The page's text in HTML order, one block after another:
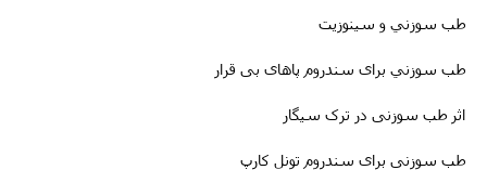
طب سوزني و سینوزیت
طب سوزني برای سندروم پاهای بی قرار
اثر طب سوزنی در ترک سیگار
طب سوزنى برای سندروم تونل کارپ